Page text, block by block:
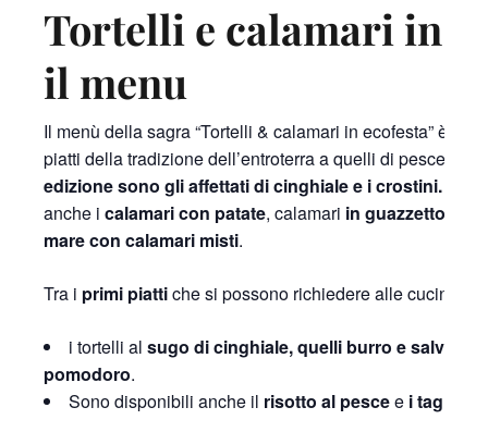
Tortelli e calamari in
il menu
Il menù della sagra “Tortelli & calamari in ecofesta” è un
piatti della tradizione dell’entroterra a quelli di pesce.
edizione sono gli affettati di cinghiale e i crostini.
anche i calamari con patate, calamari in guazzetto
mare con calamari misti.
Tra i primi piattiche si possono richiedere alle cucine, ci
i tortelli al sugo di cinghiale, quelli burro e salvia, al
pomodoro.
Sono disponibili anche il risotto al pescee i